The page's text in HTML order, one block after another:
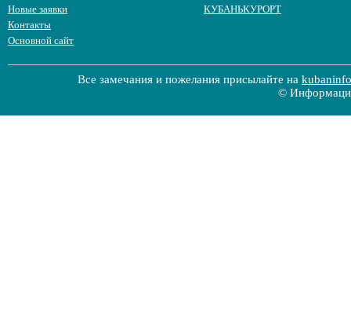
Новые заявки
Контакты
Основной сайт
КУБАНЬКУРОРТ
Все замечания и пожелания присылайте на
©